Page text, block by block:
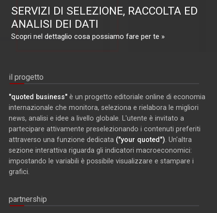
SERVIZI DI SELEZIONE, RACCOLTA ED
ANALISI DEI DATI
Scopri nel dettaglio cosa possiamo fare per te »
il progetto
"quoted business" è un progetto editoriale online di economia
internazionale che monitora, seleziona e rielabora le migliori
news, analisi e idee a livello globale. L'utente è invitato a
partecipare attivamente preselezionando i contenuti preferiti
attraverso una funzione dedicata ("your quoted") . Un'altra
sezione interattiva riguarda gli indicatori macroeconomici:
impostando le variabili è possibile visualizzare e stampare i
grafici.
partnership